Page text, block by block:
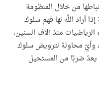
من خلال المنظومة
أراد اللَّه لها فهم سلوك
الرياضيات منذ آلاف السنين،
من خلال الرقم 6 وحده، وأيّ محاولة لترويض سلوك
الأوّليّة أو فهمها من دون الرقم 6، يعدّ ضربًا من المستحيل